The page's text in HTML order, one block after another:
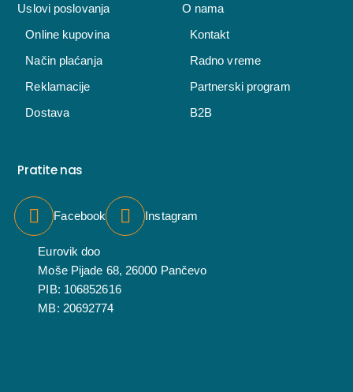
Uslovi poslovanja
Online kupovina
Način plaćanja
Reklamacije
Dostava
O nama
Kontakt
Radno vreme
Partnerski program
B2B
Pratite nas
Facebook Instagram
Eurovik doo
Moše Pijade 68, 26000 Pančevo
PIB: 106852616
MB: 20692774